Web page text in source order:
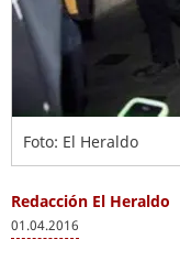
Foto: El Heraldo
Redacción El Heraldo
01.04.2016